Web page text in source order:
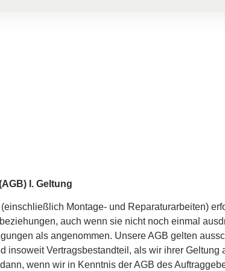
I. Geltung
Montage- und Reparaturarbeiten)
auch wenn sie nicht noch einmal
als angenommen. Unsere AGB gelten
insoweit Vertragsbestandteil, als wir ihrer
wenn wir in Kenntnis der AGB des